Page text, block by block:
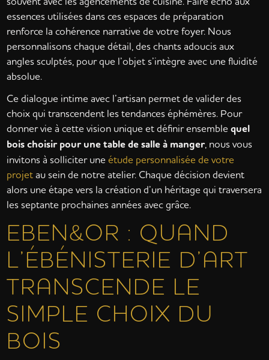
essences utilisées dans ces espaces de préparation
renforce la cohérence narrative de votre foyer. Nous
personnalisons chaque détail, des chants adoucis aux
angles sculptés, pour que l’objet s’intègre avec une fluidité
absolue.
Ce dialogue intime avec l’artisan permet de valider des
choix qui transcendent les tendances éphémères. Pour
donner vie à cette vision unique et définir ensemblequel
bois choisir pour une table de salle à manger, nous vous
invitons à solliciter uneétude personnalisée de votre
projetau sein de notre atelier. Chaque décision devient
alors une étape vers la création d’un héritage qui traversera
les septante prochaines années avec grâce.
EBEN&OR : QUAND
L’ÉBÉNISTERIE D’ART
TRANSCENDE LE
SIMPLE CHOIX DU
BOIS